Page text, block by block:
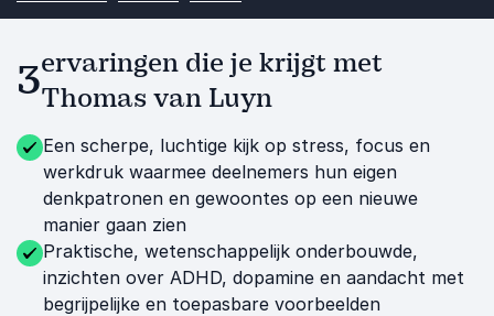
3ervaringen die je krijgt met
Thomas van Luyn
Een scherpe, luchtige kijk op stress, focus en
werkdruk waarmee deelnemers hun eigen
denkpatronen en gewoontes op een nieuwe
manier gaan zien
Praktische, wetenschappelijk onderbouwde,
inzichten over ADHD, dopamine en aandacht met
begrijpelijke en toepasbare voorbeelden